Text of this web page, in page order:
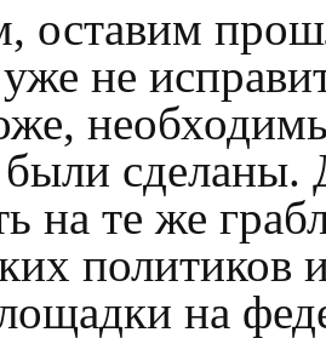
оставим
не
были
на те же
политиков
на